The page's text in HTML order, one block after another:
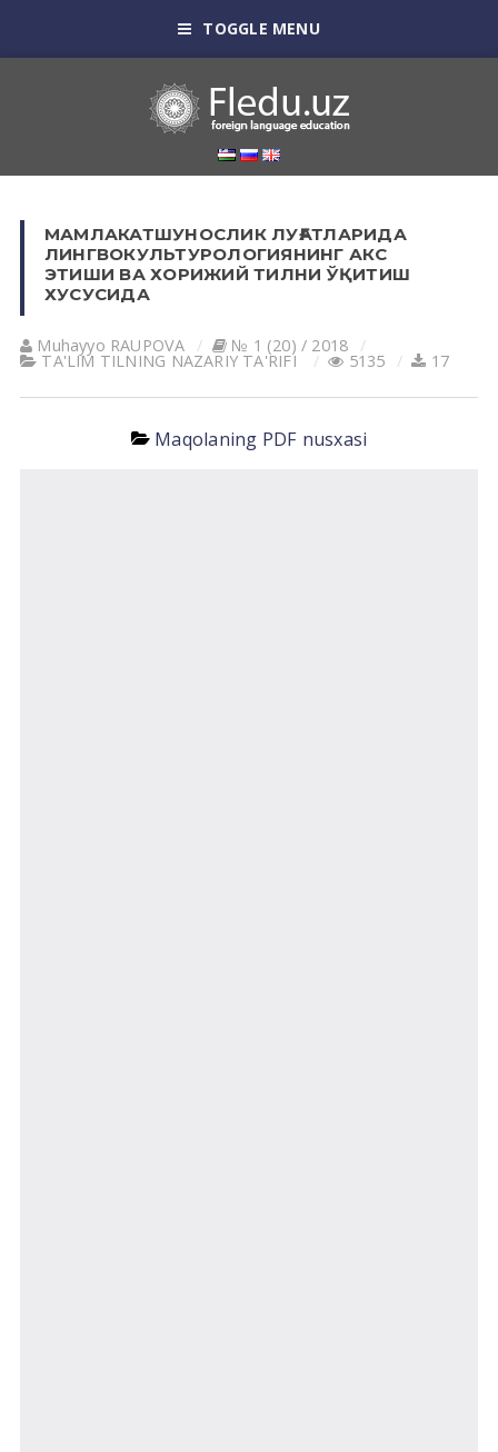
TOGGLE MENU
МАМЛАКАТШУНОСЛИК ЛУҒАТЛАРИДА
ЛИНГВОКУЛЬТУРОЛОГИЯНИНГ АКС
ЭТИШИ ВА ХОРИЖИЙ ТИЛНИ ЎҚИТИШ
ХУСУСИДА
Muhayyo RАUPOVА № 1 (20) / 2018
TА'LIM TILNING NАZАRIY TА'RIFI 5135 17
Maqolaning PDF nusxasi